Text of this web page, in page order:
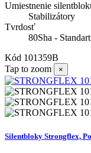
Umiestnenie
Stabilizátory
Tvrdosť
80Sha - Standart
Kód 101359B
Tap to zoom
×
Silentbloky Strongflex,